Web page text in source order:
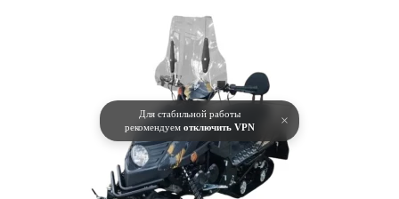
Для стабильной работы
рекомендуем отключить VPN ×